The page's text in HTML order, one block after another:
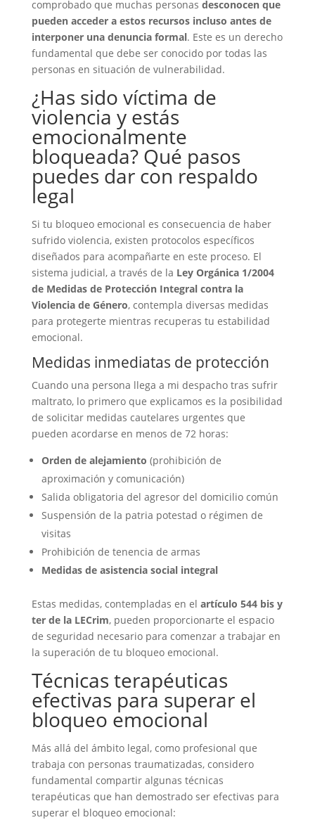
comprobado que muchas personas desconocen que
pueden acceder a estos recursos incluso antes de
interponer una denuncia formal. Este es un derecho
fundamental que debe ser conocido por todas las
personas en situación de vulnerabilidad.
¿Has sido víctima de
violencia y estás
emocionalmente
bloqueada? Qué pasos
puedes dar con respaldo
legal
Si tu bloqueo emocional es consecuencia de haber
sufrido violencia, existen protocolos específicos
diseñados para acompañarte en este proceso. El
sistema judicial, a través de la Ley Orgánica 1/2004
de Medidas de Protección Integral contra la
Violencia de Género, contempla diversas medidas
para protegerte mientras recuperas tu estabilidad
emocional.
Medidas inmediatas de protección
Cuando una persona llega a mi despacho tras sufrir
maltrato, lo primero que explicamos es la posibilidad
de solicitar medidas cautelares urgentes que
pueden acordarse en menos de 72 horas:
Orden de alejamiento (prohibición de
aproximación y comunicación)
Salida obligatoria del agresor del domicilio común
Suspensión de la patria potestad o régimen de
visitas
Prohibición de tenencia de armas
Medidas de asistencia social integral
Estas medidas, contempladas en el artículo 544 bis y
ter de la LECrim, pueden proporcionarte el espacio
de seguridad necesario para comenzar a trabajar en
la superación de tu bloqueo emocional.
Técnicas terapéuticas
efectivas para superar el
bloqueo emocional
Más allá del ámbito legal, como profesional que
trabaja con personas traumatizadas, considero
fundamental compartir algunas técnicas
terapéuticas que han demostrado ser efectivas para
superar el bloqueo emocional: